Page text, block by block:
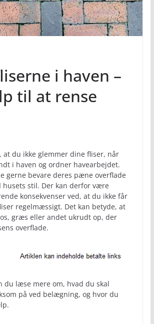
i haven –
til at rense
at du ikke glemmer dine fliser, når
i haven og ordner havearbejdet.
gerne bevare deres pæne overflade
husets stil. Der kan derfor være
konsekvenser ved, at du ikke får
regelmæssigt. Det kan betyde, at
græs eller andet ukrudt op, der
overflade.
du læse mere om, hvad du skal
på ved belægning, og hvor du